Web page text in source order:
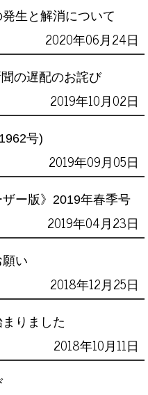
生と解消について
2020年06月24日
の遅配のお詫び
2019年10月02日
号)
2019年09月05日
ザー版》2019年春季号
2019年04月23日
い
2018年12月25日
りました
2018年10月11日